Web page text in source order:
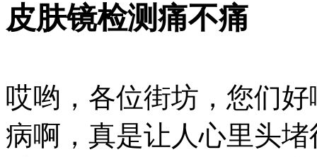
皮肤镜检测痛不痛
哎哟，各位街坊，您们
病啊，真是让人心里头